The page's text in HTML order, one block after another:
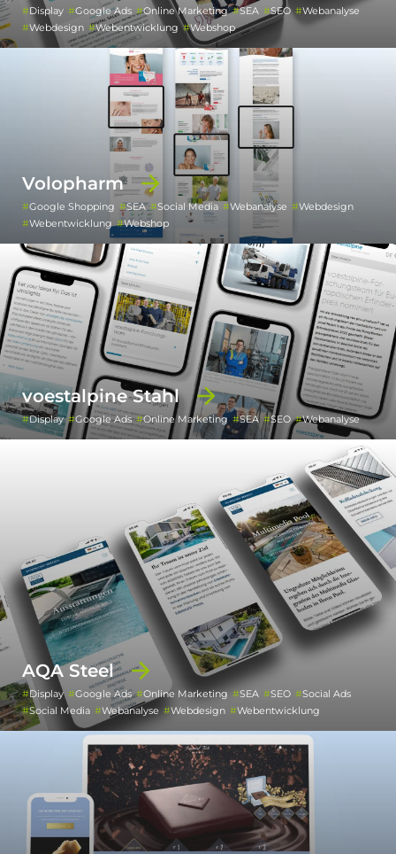
Display Google Ads Online Marketing SEA SEO
Webanalyse
Webdesign
Webentwicklung Webshop
Volopharm
Google Shopping SEA Social Media Webanalyse
Webdesign
Webentwicklung
Webshop
voestalpine Stahl
Display Google Ads Online Marketing SEA SEO Webanalyse
AQA Steel
Display Google Ads Online Marketing SEA SEO
Social Ads
Social Media
Webanalyse Webdesign Webentwicklung